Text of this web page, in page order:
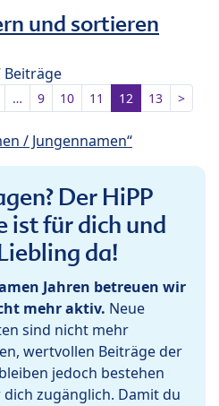
und sortieren
Beiträge
… 9 10 11 12 13 >
/ Jungennamen“
Der HiPP
ist für dich und
da!
Jahren betreuen wir
mehr aktiv. Neue
sind nicht mehr
wertvollen Beiträge der
jedoch bestehen
zugänglich. Damit du